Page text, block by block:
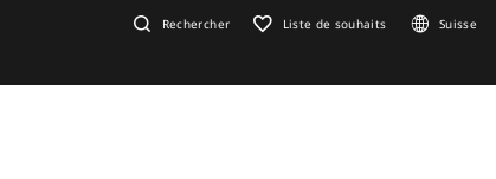
Rechercher Liste de souhaits Suisse